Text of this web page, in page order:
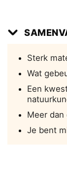
Sterk
Wat
Een
Meer dan
Je bent